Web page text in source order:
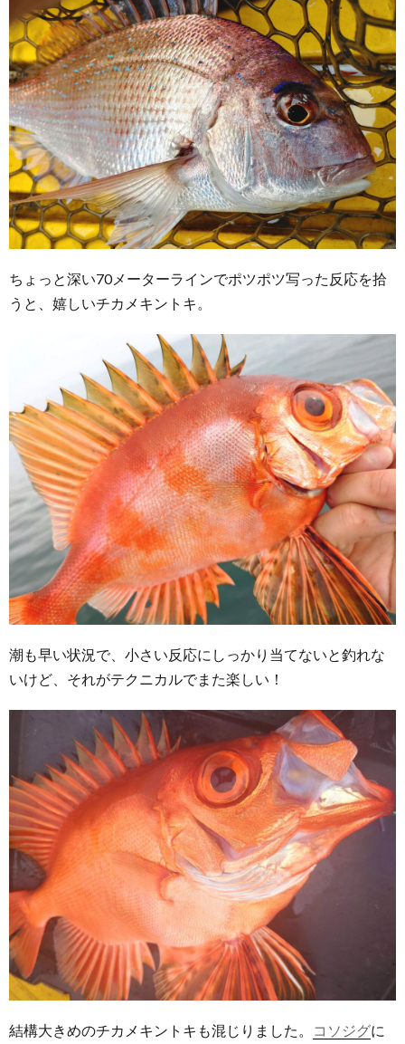
ちょっと深い70メーターラインでポツポツ写った反応を拾
うと、嬉しいチカメキントキ。
潮も早い状況で、小さい反応にしっかり当てないと釣れな
いけど、それがテクニカルでまた楽しい！
結構大きめのチカメキントキも混じりました。 コソジグに